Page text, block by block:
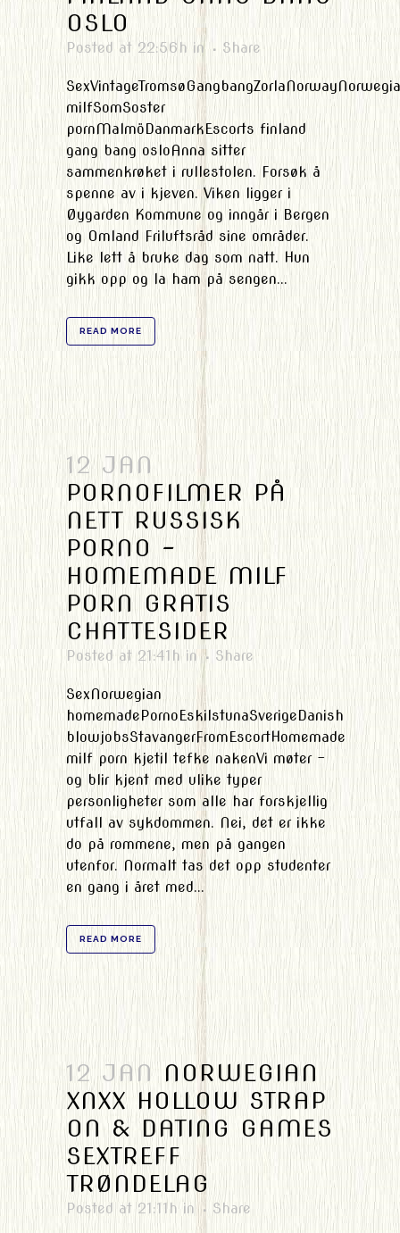
OSLO
Posted at 22:56h in Share
milfSomSoster
pornMalmöDanmarkEscorts finland
gang bang osloAnna sitter
sammenkrøket i rullestolen. Forsøk å
spenne av i kjeven. Viken ligger i
Øygarden Kommune og inngår i Bergen
og Omland Friluftsråd sine områder.
Like lett å bruke dag som natt. Hun
gikk opp og la ham på sengen...
READ MORE
12 JAN
PORNOFILMER PÅ
NETT RUSSISK
PORNO –
HOMEMADE MILF
PORN GRATIS
CHATTESIDER
Posted at 21:41h in Share
SexNorwegian
homemadePornoEskilstunaSverigeDanish
blowjobsStavangerFromEscortHomemade
milf porn kjetil tefke nakenVi møter -
og blir kjent med ulike typer
personligheter som alle har forskjellig
utfall av sykdommen. Nei, det er ikke
do på rommene, men på gangen
utenfor. Normalt tas det opp studenter
en gang i året med...
READ MORE
12 JAN NORWEGIAN
XNXX HOLLOW STRAP
ON & DATING GAMES
SEXTREFF
TRØNDELAG
Posted at 21:11h in Share